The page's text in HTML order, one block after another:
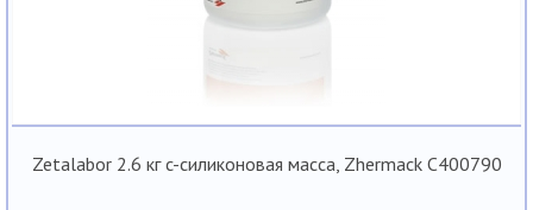
Zetalabor 2.6 кг c-силиконовая масса, Zhermack C400790